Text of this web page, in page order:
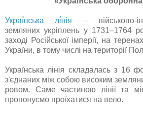
Украї́нська лі́нія – військово-
земляних укріплень у 1731–1764
заході Російської імперії, на
України, в тому числі на території
Українська лінія складалась з 16
з'єднаних між собою високим
ровом. Саме частиною лінії та
пропонуємо проїхатися на вело.